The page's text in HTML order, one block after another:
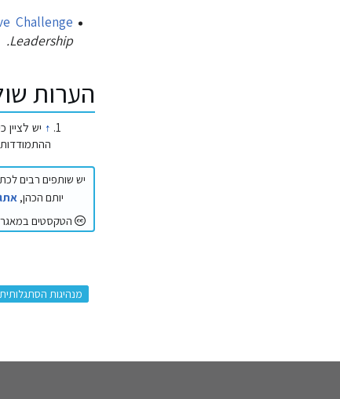
Challenge
Leadership.
הערות
↑ יש
ההתמודדות
יש שותפים רבים
יותם הכהן,
הטקסטים במאגר
מנהיגות הסתגלותית